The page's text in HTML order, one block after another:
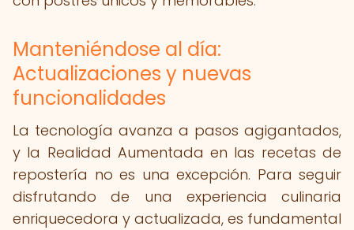
Manteniéndose al día:
Actualizaciones y nuevas
funcionalidades
La tecnología avanza a pasos agigantados,
y la Realidad Aumentada en las recetas de
repostería no es una excepción. Para seguir
disfrutando de una experiencia culinaria
enriquecedora y actualizada, es fundamental